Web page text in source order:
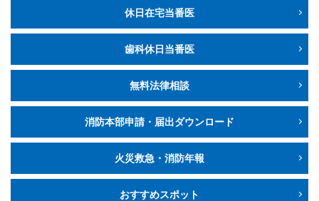
休日在宅当番医
歯科休日当番医
無料法律相談
消防本部申請・届出ダウンロード
火災救急・消防年報
おすすめスポット